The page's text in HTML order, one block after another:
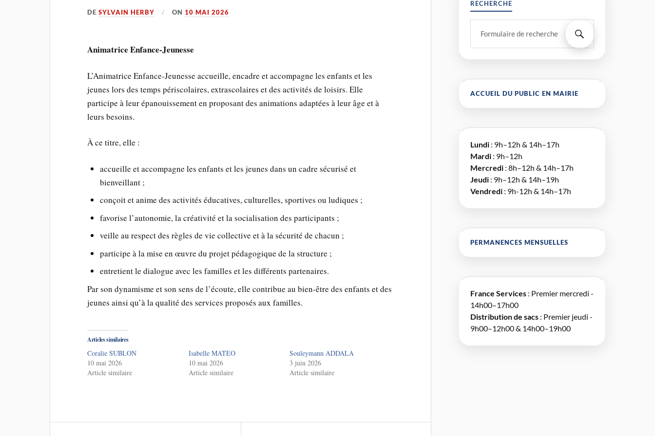
DESYLVAIN HERBY ON 10 MAI 2026
Animatrice Enfance-Jeunesse
L’Animatrice Enfance-Jeunesse accueille, encadre et accompagne les enfants et les
jeunes lors des temps périscolaires, extrascolaires et des activités de loisirs. Elle
participe à leur épanouissement en proposant des animations adaptées à leur âge et à
leurs besoins.
À ce titre, elle :
accueille et accompagne les enfants et les jeunes dans un cadre sécurisé et
bienveillant ;
conçoit et anime des activités éducatives, culturelles, sportives ou ludiques ;
favorise l’autonomie, la créativité et la socialisation des participants ;
veille au respect des règles de vie collective et à la sécurité de chacun ;
participe à la mise en œuvre du projet pédagogique de la structure ;
entretient le dialogue avec les familles et les différents partenaires.
Par son dynamisme et son sens de l’écoute, elle contribue au bien-être des enfants et des
jeunes ainsi qu’à la qualité des services proposés aux familles.
Articles similaires
Coralie SUBLON
10 mai 2026
Article similaire
Isabelle MATEO
10 mai 2026
Article similaire
Souleymann ADDALA
3 juin 2026
Article similaire
RECHERCHE
ACCUEIL DU PUBLIC EN MAIRIE
Lundi : 9h–12h & 14h–17h
Mardi : 9h–12h
Mercredi : 8h–12h & 14h–17h
Jeudi : 9h–12h & 14h–19h
Vendredi : 9h-12h & 14h–17h
PERMANENCES MENSUELLES
France Services : Premier mercredi -
14h00–17h00
Distribution de sacs : Premier jeudi -
9h00–12h00 & 14h00–19h00